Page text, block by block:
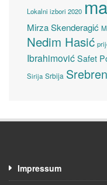
Lokalni izbori 2020
Mirza Skenderagić
Nedim Hasić
Ibrahimović Safet
Sirija Srbija
Impressum